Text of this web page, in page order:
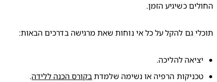
כשיגיע הזמן.
גם להקל על כל אי נוחות שאת מרגישה בדרכים הבאות:
להליכה.
הרפיה או נשימה שלמדת בקורס הכנה ללידה.